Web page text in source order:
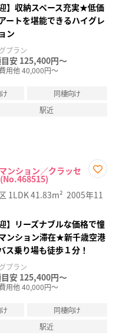
】収納スペース充実★低価
ートを堪能できるハイグレ
ン
プラン
安 125,400円～
用他 40,000円～
同棲向け
駅近
ンション／クラッセ
に入
り登
1LDK41.83m² 2005年11
】リーズナブルな価格で憧
ンション滞在★新千歳空港
ス乗り場も徒歩１分！
プラン
安 125,400円～
用他 40,000円～
同棲向け
駅近